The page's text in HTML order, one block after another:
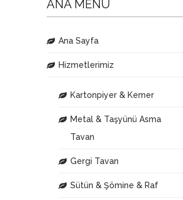
ANA MENÜ
Ana Sayfa
Hizmetlerimiz
Kartonpiyer & Kemer
Metal & Taşyünü Asma
Tavan
Gergi Tavan
Sütün & Şömine & Raf